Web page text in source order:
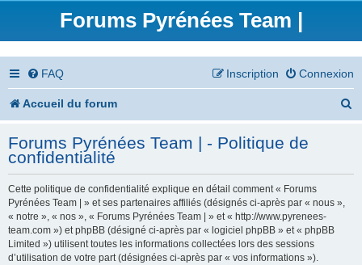
Forums Pyrénées Team |
FAQ Connexion
Inscription
Accueil du forum
h
Forums Pyrénées Team | - Politique de
confidentialité
Cette politique de confidentialité explique en détail comment « Forums
Pyrénées Team | » et ses partenaires affiliés (désignés ci-après par « nous »,
« notre », « nos », « Forums Pyrénées Team | » et « http://www.pyrenees-
team.com ») et phpBB (désigné ci-après par « logiciel phpBB » et « phpBB
Limited ») utilisent toutes les informations collectées lors des sessions
d’utilisation de votre part (désignées ci-après par « vos informations »).